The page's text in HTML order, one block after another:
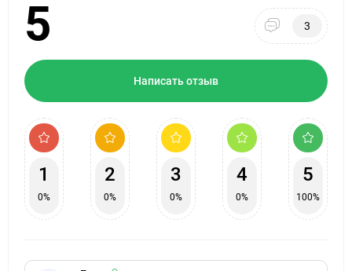
5 3
Написать отзыв
1
0%
2
0%
3
0%
4
0%
5
100%